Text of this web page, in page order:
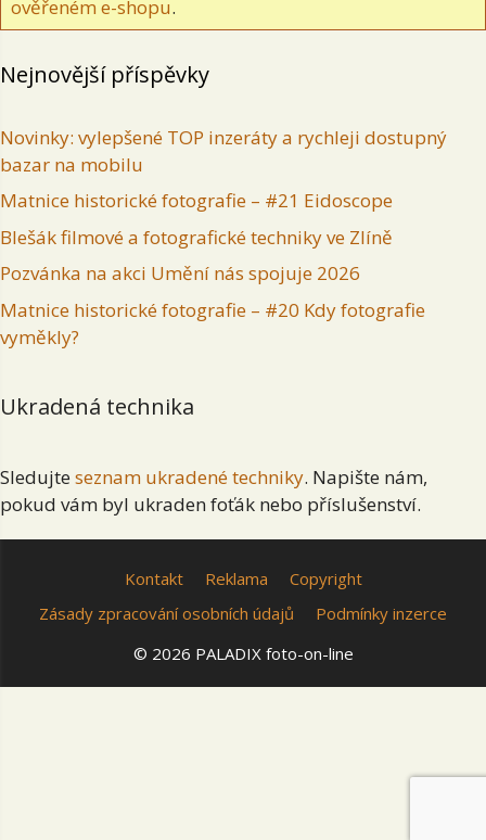
ověřeném e-shopu.
Nejnovější příspěvky
Novinky: vylepšené TOP inzeráty a rychleji dostupný
bazar na mobilu
Matnice historické fotografie – #21 Eidoscope
Blešák filmové a fotografické techniky ve Zlíně
Pozvánka na akci Umění nás spojuje 2026
Matnice historické fotografie – #20 Kdy fotografie
vyměkly?
Ukradená technika
Sledujte seznam ukradené techniky. Napište nám,
pokud vám byl ukraden foťák nebo příslušenství.
Kontakt Reklama
Copyright
Zásady zpracování osobních údajů
Podmínky inzerce
© 2026 PALADIX foto-on-line